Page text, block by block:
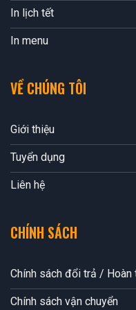
In lịch tết
In menu
VỀ CHÚNG TÔI
Giới thiệu
Tuyển dụng
Liên hệ
CHÍNH SÁCH
Chính sách đổi trả / Hoàn
Chính sách vận chuyển